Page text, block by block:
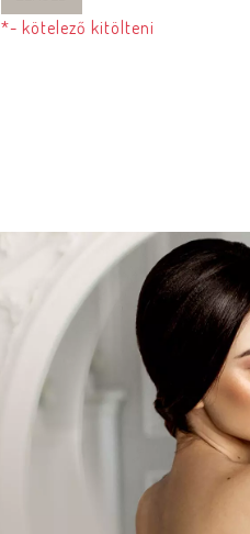
*- kötelező kitölteni